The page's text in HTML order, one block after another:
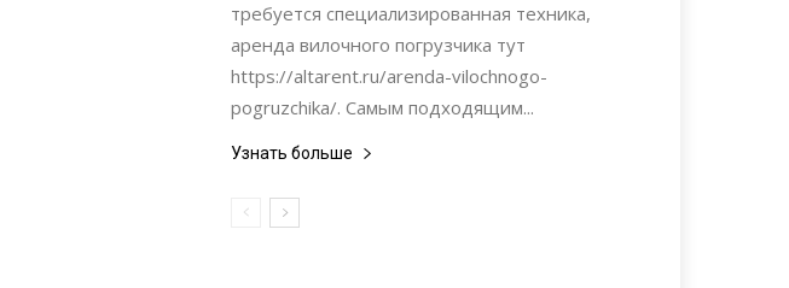
требуется специализированная техника,
аренда вилочного погрузчика тут
https://altarent.ru/arenda-vilochnogo-
pogruzchika/. Самым подходящим...
Узнать больше